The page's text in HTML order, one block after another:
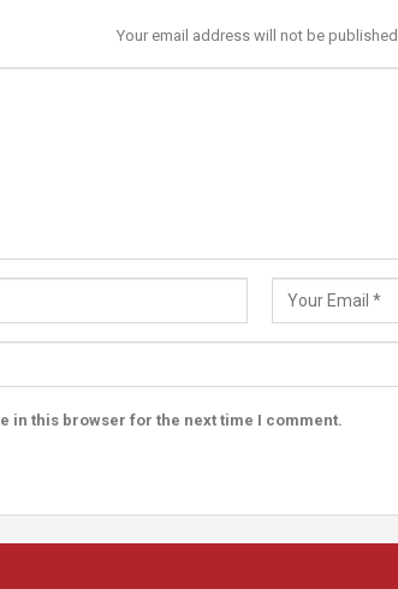
Your email address will not be published.
in this browser for the next time I comment.